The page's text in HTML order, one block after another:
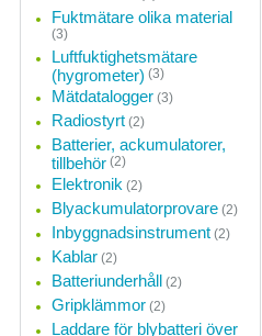
Fuktmätare olika material
(3)
Luftfuktighetsmätare
(hygrometer) (3)
Mätdatalogger (3)
Radiostyrt (2)
Batterier, ackumulatorer,
tillbehör (2)
Elektronik (2)
Blyackumulatorprovare (2)
Inbyggnadsinstrument (2)
Kablar (2)
Batteriunderhåll (2)
Gripklämmor (2)
Laddare för blybatteri över